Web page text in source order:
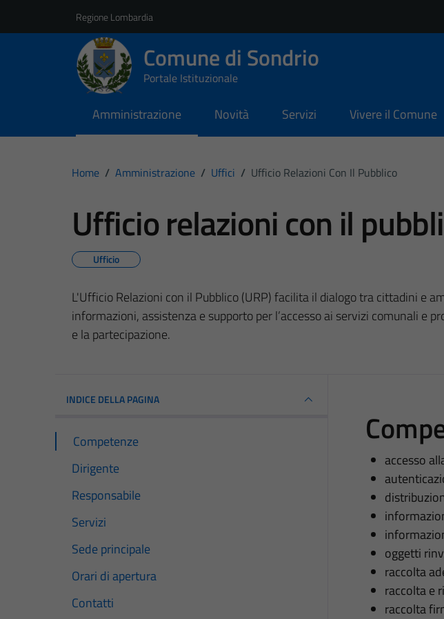
Regione Lombardia
Comune di Sondrio
Portale Istituzionale
Amministrazione Novità Servizi Vivere il Comune
Home / Amministrazione / Uffici / Ufficio Relazioni Con Il Pubblico
Ufficio relazioni con il
Ufficio
L'Ufficio Relazioni con il Pubblico (URP) facilita il dialogo tra cittadini e
informazioni, assistenza e supporto per l’accesso ai servizi comunali e
e la partecipazione.
INDICE DELLA PAGINA
Competenze
Dirigente
Responsabile
Servizi
Sede principale
Orari di apertura
Contatti
accesso
oggetti
raccolta
raccolta e
raccolta